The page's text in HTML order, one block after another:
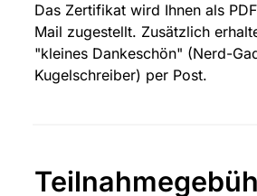
Das Zertifikat wird Ihnen als
Mail zugestellt. Zusätzlich
"kleines Dankeschön" (Nerd-
Kugelschreiber) per Post.